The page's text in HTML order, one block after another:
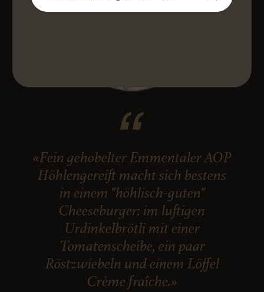
«Fein gehobelter Emmentaler AOP
Höhlengereift macht sich bestens
in einem "höhlisch-guten"
Cheeseburger: im luftigen
Urdinkelbrötli mit einer
Tomatenscheibe, ein paar
Röstzwiebeln und einem Löffel
Crème fraîche.»